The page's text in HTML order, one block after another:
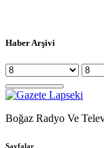
Haber Arşivi
Boğaz Radyo Ve
Sayfalar